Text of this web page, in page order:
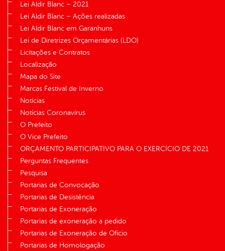
Lei Aldir Blanc – 2021
Lei Aldir Blanc – Ações realizadas
Lei Aldir Blanc em Garanhuns
Lei de Diretrizes Orçamentárias (LDO)
Licitações e Contratos
Localização
Mapa do Site
Marcas Festival de Inverno
Notícias
Notícias Coronavírus
O Prefeito
O Vice Prefeito
ORÇAMENTO PARTICIPATIVO PARA O EXERCÍCIO DE 2021
Perguntas Frequentes
Pesquisa
Portarias de Convocação
Portarias de Desistência
Portarias de Exoneração
Portarias de exoneração a pedido
Portarias de Exoneração de Ofício
Portarias de Homologação